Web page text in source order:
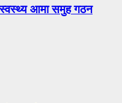
आमा समुह गठन